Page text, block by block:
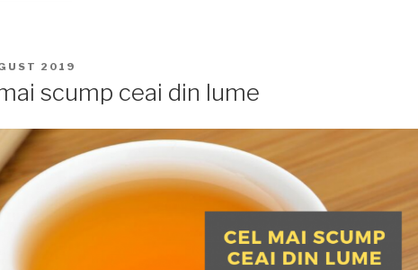
îmbunătățește
sănătatea
2019
scump ceai din lume